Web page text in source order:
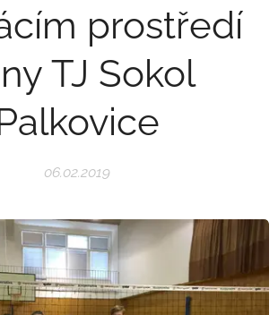
prostředí
TJ Sokol
06.02.2019